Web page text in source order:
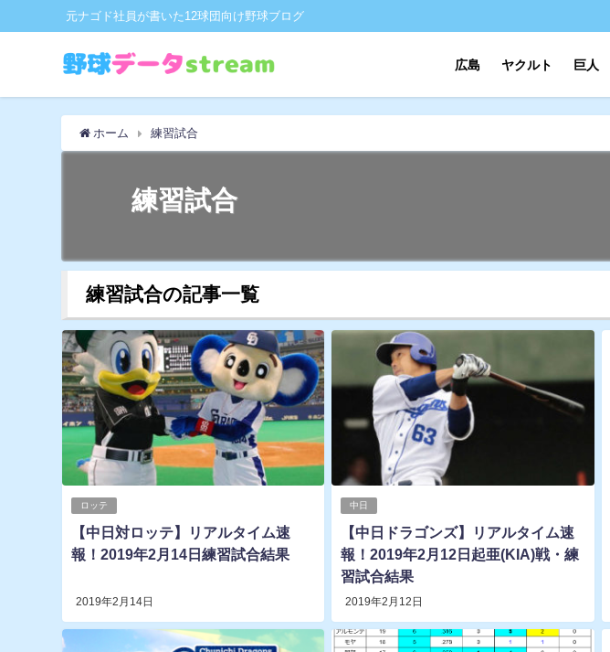
元ナゴド社員が書いた12球団向け野球ブログ
広島 ヤクルト 巨人
ホーム 練習試合
練習試合
練習試合の記事一覧
ロッテ
【中日対ロッテ】リアルタイム速
報！2019年2月14日練習試合結果
2019年2月14日
中日
【中日ドラゴンズ】リアルタイム速
報！2019年2月12日起亜(KIA)戦・練
習試合結果
2019年2月12日